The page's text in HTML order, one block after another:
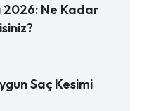
2026: Ne Kadar
Saç Kesimi